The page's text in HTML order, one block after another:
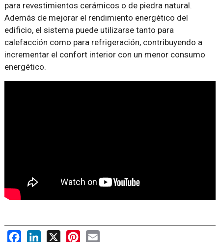
para revestimientos cerámicos o de piedra natural.
Además de mejorar el rendimiento energético del
edificio, el sistema puede utilizarse tanto para
calefacción como para refrigeración, contribuyendo a
incrementar el confort interior con un menor consumo
energético.
FacebookLinkedIn
X PinterestEmail